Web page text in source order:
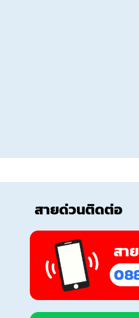
สายด่วนติดต่อ